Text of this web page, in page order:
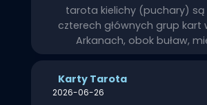
tarota kielichy (puchary) są
czterech głównych grup kart
Arkanach, obok buław,
Karty Tarota
2026-06-26